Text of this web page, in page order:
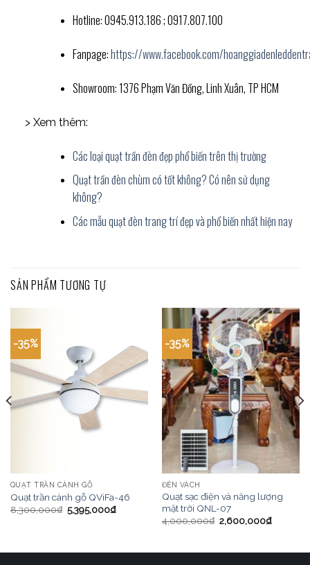
Hotline: 0945.913.186 ; 0917.807.100
Fanpage:https://www.facebook.com/
Showroom: 1376 Phạm Văn Đồng, Linh Xuân, TP HCM
> Xem thêm:
Các loại quạt trần đèn đẹp phổ biến trên thị trường
Quạt trần đèn chùm có tốt không? Có nên sử dụng
không?
Các mẫu quạt đèn trang trí đẹp và phổ biến nhất hiện nay
SẢN PHẨM TƯƠNG TỰ
-35%
QUẠT TRẦN CÁNH GỖ
Quạt trần cánh gỗ QViFa-46
8,300,000₫ 5,395,000₫
-35%
ĐÈN VÁCH
Quạt sạc điện và năng lượng
mặt trời QNL-07
4,000,000₫ 2,600,000₫